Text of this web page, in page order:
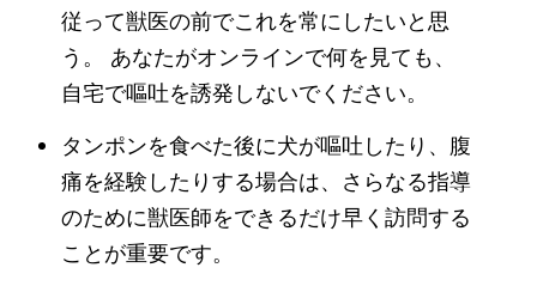
従って獣医の前でこれを常にしたいと思
う。 あなたがオンラインで何を見ても、
自宅で嘔吐を誘発しないでください。
タンポンを食べた後に犬が嘔吐したり、腹
痛を経験したりする場合は、さらなる指導
のために獣医師をできるだけ早く訪問する
ことが重要です。